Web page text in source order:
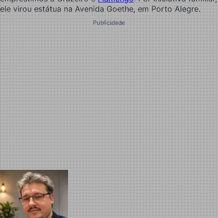
ele virou estátua na Avenida Goethe, em Porto Alegre.
Publicidade